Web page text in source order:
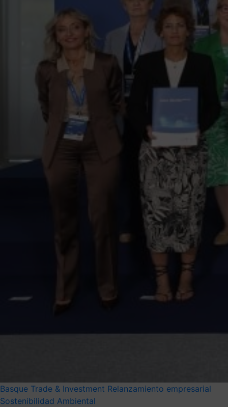
Basque Trade & Investment Relanzamiento empresarial
Sostenibilidad Ambiental